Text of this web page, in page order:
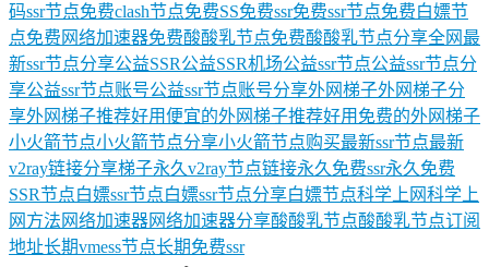
码ssr节点免费clash节点免费SS免费ssr免费ssr节点免费白嫖节
点免费网络加速器免费酸酸乳节点免费酸酸乳节点分享全网最
新ssr节点分享公益SSR公益SSR机场公益ssr节点公益ssr节点分
享公益ssr节点账号公益ssr节点账号分享外网梯子外网梯子分
享外网梯子推荐好用便宜的外网梯子推荐好用免费的外网梯子
小火箭节点小火箭节点分享小火箭节点购买最新ssr节点最新
v2ray链接分享梯子永久v2ray节点链接永久免费ssr永久免费
SSR节点白嫖ssr节点白嫖ssr节点分享白嫖节点科学上网科学上
网方法 网络加速器网络加速器分享酸酸乳节点酸酸乳节点订阅
地址长期vmess节点长期免费ssr